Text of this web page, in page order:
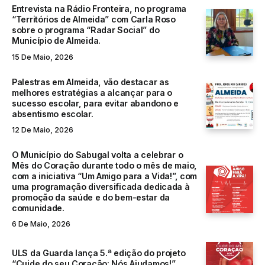
Entrevista na Rádio Fronteira, no programa
“Territórios de Almeida” com Carla Roso
sobre o programa “Radar Social” do
Município de Almeida.
15 De Maio, 2026
Palestras em Almeida, vão destacar as
melhores estratégias a alcançar para o
sucesso escolar, para evitar abandono e
absentismo escolar.
12 De Maio, 2026
O Município do Sabugal volta a celebrar o
Mês do Coração durante todo o mês de maio,
com a iniciativa “Um Amigo para a Vida!”, com
uma programação diversificada dedicada à
promoção da saúde e do bem-estar da
comunidade.
6 De Maio, 2026
ULS da Guarda lança 5.ª edição do projeto